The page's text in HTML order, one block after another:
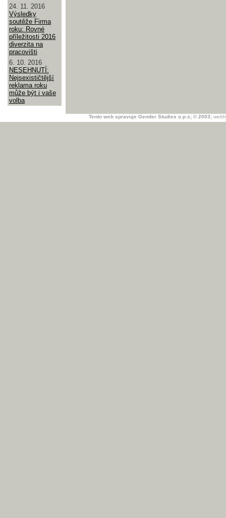
24. 11. 2016
Výsledky
soutěže Firma
roku: Rovné
příležitosti 2016
diverzita na
pracovišti
6. 10. 2016
NESEHNUTÍ:
Nejsexističtější
reklama roku
může být i vaše
volba
Tento web spravuje Gender Studies o.p.s; © 2003;